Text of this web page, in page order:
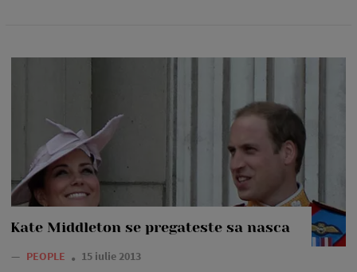
Kate Middleton se pregateste sa nasca
— PEOPLE 15 iulie 2013